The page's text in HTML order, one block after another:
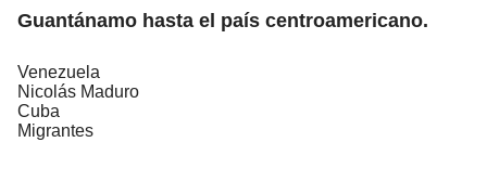
Guantánamo hasta el país centroamericano.
Venezuela
Nicolás Maduro
Cuba
Migrantes